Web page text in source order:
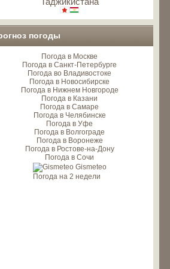
погоды
Погода в Москве
Погода в Санкт-Петербурге
Погода во Владивостоке
Погода в Новосибирске
Погода в Нижнем Новгороде
Погода в Казани
Погода в Самаре
Погода в Челябинске
Погода в Уфе
Погода в Волгограде
Погода в Воронеже
Погода в Ростове-на-Дону
Погода в Сочи
Gismeteo
Погода на 2 недели